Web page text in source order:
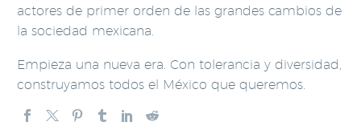
actores de primer orden de las grandes cambios de
la sociedad mexicana.
Empieza una nueva era. Con tolerancia y diversidad,
construyamos todos el México que queremos.